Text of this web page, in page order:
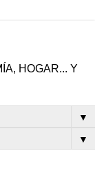
HOGAR... Y
▼
▼